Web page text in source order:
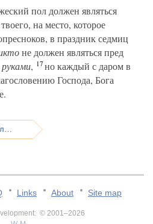
пол должен являться
на место, которое
в праздник седмиц
не должен являться пред
руками, 17но каждый с даром в
Господа, Бога
Второзаконие, Глава 16
Links About Site map
© 2001–2026